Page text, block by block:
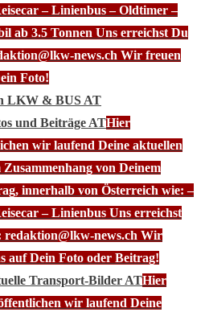
– Linienbus – Oldtimer –
ab 3.5 Tonnen Uns erreichst Du
news.ch Wir freuen
Foto!
LKW & BUS AT
und Beiträge ATHier
wir laufend Deine aktuellen
von Deinem
innerhalb von Österreich wie: –
– Linienbus Uns erreichst
redaktion@lkw-news.ch Wir
auf Dein Foto oder Beitrag!
Transport-Bilder ATHier
wir laufend Deine